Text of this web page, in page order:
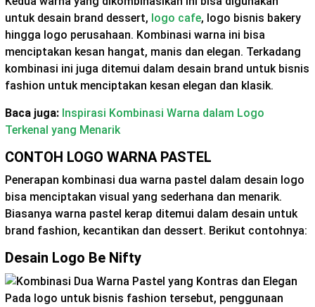
untuk desain brand dessert, logo cafe, logo bisnis bakery
hingga logo perusahaan. Kombinasi warna ini bisa
menciptakan kesan hangat, manis dan elegan. Terkadang
kombinasi ini juga ditemui dalam desain brand untuk bisnis
fashion untuk menciptakan kesan elegan dan klasik.
Baca juga: Inspirasi Kombinasi Warna dalam Logo
Terkenal yang Menarik
CONTOH LOGO WARNA PASTEL
Penerapan kombinasi dua warna pastel dalam desain logo
bisa menciptakan visual yang sederhana dan menarik.
Biasanya warna pastel kerap ditemui dalam desain untuk
brand fashion, kecantikan dan dessert. Berikut contohnya:
Desain Logo Be Nifty
Pada logo untuk bisnis fashion tersebut, penggunaan